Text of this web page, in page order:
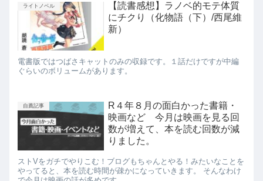
ライトノベル
【読書感想】ラノベ的モテ体質
にチクり（化物語（下）/西尾維
新）
電書版ではつばさキャットのみの収録です。１話だけですが中編
ぐらいのボリュームがあります。
自薦記事
R４年８月の面白かった書籍・
映画など 今月は映画を見る回
数が増えて、本を読む回数が減
りました。
ストVをガチでやりこむ！ブログもちゃんとやる！みたいなことを
やってると、本を読む時間が疎かになっていきます。 そんなわけ